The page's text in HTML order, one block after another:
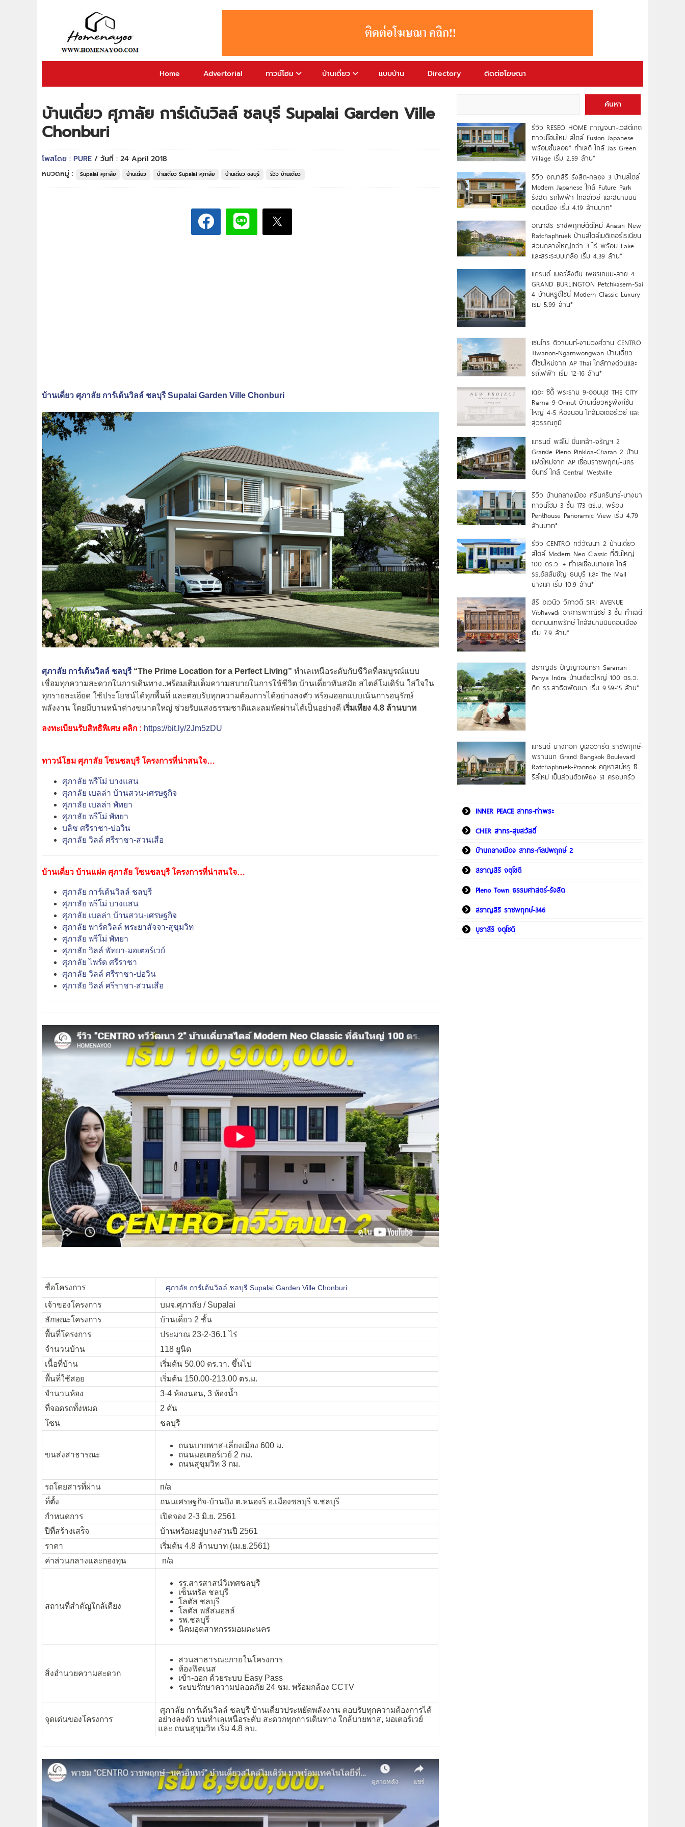
Home Advertorial ทาวน์โฮม บ้านเดี่ยว แบบบ้าน Directory ติดต่อโฆษณา
บ้านเดี่ยว ศุภาลัย การ์เด้นวิลล์ ชลบุรี Supalai Garden Ville
Chonburi
โพสโดย : PURE / วันที่ : 24 April 2018
หมวดหมู่ :
Supalai ศุภาลัย บ้านเดี่ยว บ้านเดี่ยว Supalai ศุภาลัย บ้านเดี่ยว ชลบุรี รีวิว บ้านเดี่ยว
บ้านเดี่ยว ศุภาลัย การ์เด้นวิลล์ ชลบุรี Supalai Garden Ville Chonburi
ศุภาลัย การ์เด้นวิลล์ ชลบุรี “The Prime Location for a Perfect Living” ทำเลเหนือระดับกับชีวิตที่สมบูรณ์แบบ
เชื่อมทุกความสะดวกในการเดินทาง..พร้อมเติมเต็มความสบายในการใช้ชีวิต บ้านเดี่ยวทันสมัย สไตล์โมเดิร์น ใส่ใจใน
ทุกรายละเอียด ใช้ประโยชน์ได้ทุกพื้นที่ และตอบรับทุกความต้องการได้อย่างลงตัว พร้อมออกแบบเน้นการอนุรักษ์
พลังงาน โดยมีบานหน้าต่างขนาดใหญ่ ช่วยรับแสงธรรมชาติและลมพัดผ่านได้เป็นอย่างดี เริ่มเพียง 4.8 ล้านบาท
ลงทะเบียนรับสิทธิพิเศษ คลิก : https://bit.ly/2Jm5zDU
ทาวน์โฮม ศุภาลัย โซนชลบุรี โครงการที่น่าสนใจ…
ศุภาลัย พรีโม่ บางแสน
ศุภาลัย เบลล่า บ้านสวน-เศรษฐกิจ
ศุภาลัย เบลล่า พัทยา
ศุภาลัย พรีโม่ พัทยา
บลิซ ศรีราชา-บ่อวิน
ศุภาลัย วิลล์ ศรีราชา-สวนเสือ
บ้านเดี่ยว บ้านแฝด ศุภาลัย โซนชลบุรี โครงการที่น่าสนใจ…
ศุภาลัย การ์เด้นวิลล์ ชลบุรี
ศุภาลัย พรีโม่ บางแสน
ศุภาลัย เบลล่า บ้านสวน-เศรษฐกิจ
ศุภาลัย พาร์ควิลล์ พระยาสัจจา-สุขุมวิท
ศุภาลัย พรีโม่ พัทยา
ศุภาลัย วิลล์ พัทยา-มอเตอร์เวย์
ศุภาลัย ไพร์ด ศรีราชา
ศุภาลัย วิลล์ ศรีราชา-บ่อวิน
ศุภาลัย วิลล์ ศรีราชา-สวนเสือ
ชื่อโครงการ ศุภาลัย การ์เด้นวิลล์ ชลบุรี Supalai Garden Ville Chonburi
เจ้าของโครงการ
บมจ.ศุภาลัย / Supalai
ลักษณะโครงการ
บ้านเดี่ยว 2 ชั้น
พื้นที่โครงการ
ประมาณ 23-2-36.1 ไร่
จำนวนบ้าน
118 ยูนิต
เนื้อที่บ้าน
เริ่มต้น 50.00 ตร.วา. ขึ้นไป
พื้นที่ใช้สอย
เริ่มต้น 150.00-213.00 ตร.ม.
จำนวนห้อง
3-4 ห้องนอน, 3 ห้องน้ำ
ที่จอดรถทั้งหมด
2 คัน
โซน
ชลบุรี
ขนส่งสาธารณะ
ถนนบายพาส-เลี่ยงเมือง 600 ม.
ถนนมอเตอร์เวย์ 2 กม.
ถนนสุขุมวิท 3 กม.
รถโดยสารที่ผ่าน
n/a
ที่ตั้ง
ถนนเศรษฐกิจ-บ้านบึง ต.หนองรี อ.เมืองชลบุรี จ.ชลบุรี
กำหนดการ
เปิดจอง 2-3 มิ.ย. 2561
ปีที่สร้างเสร็จ
บ้านพร้อมอยู่บางส่วนปี 2561
ราคา
เริ่มต้น 4.8 ล้านบาท (เม.ย.2561)
ค่าส่วนกลางและกองทุน
n/a
สถานที่สำคัญใกล้เคียง
รร.สารสาสน์วิเทศชลบุรี
เซ็นทรัล ชลบุรี
โลตัส ชลบุรี
โลตัส พลัสมอลล์
รพ.ชลบุรี
นิคมอุตสาหกรรมอมตะนคร
สิ่งอำนวยความสะดวก
สวนสาธารณะภายในโครงการ
ห้องฟิตเนส
เข้า-ออก ด้วยระบบ Easy Pass
ระบบรักษาความปลอดภัย 24 ชม. พร้อมกล้อง CCTV
จุดเด่นของโครงการ
ศุภาลัย การ์เด้นวิลล์ ชลบุรี บ้านเดี่ยวประหยัดพลังงาน ตอบรับทุกความต้องการได้
อย่างลงตัว บนทำเลเหนือระดับ สะดวกทุกการเดินทาง ใกล้บายพาส, มอเตอร์เวย์
และ ถนนสุขุมวิท เริ่ม 4.8 ลบ.
ค้นหา
รีวิว RESEO HOME กาญจนา-เวสต์เกต
ทาวน์โฮมใหม่ สไตล์ Fusion Japanese
พร้อมชั้นลอย* ทำเลดี ใกล้ Jas Green
Village เริ่ม 2.59 ล้าน*
รีวิว อณาสิริ รังสิต-คลอง 3 บ้านสไตล์
Modern Japanese ใกล้ Future Park
รังสิต รถไฟฟ้า โทลล์เวย์ และสนามบิน
ดอนเมือง เริ่ม 4.19 ล้านบาท*
อณาสิริ ราชพฤกษ์ตัดใหม่ Anasiri New
Ratchaphruek บ้านสไตล์เมดิเตอร์เรเนียน
ส่วนกลางใหญ่กว่า 3 ไร่ พร้อม Lake
และสระระบบเกลือ เริ่ม 4.39 ล้าน*
แกรนด์ เบอร์ลิงตัน เพชรเกษม-สาย 4
GRAND BURLINGTON Petchkasem-Sai
4 บ้านหรูดีไซน์ Modern Classic Luxury
เริ่ม 5.99 ล้าน*
เซนโทร ติวานนท์-งามวงศ์วาน CENTRO
Tiwanon-Ngamwongwan บ้านเดี่ยว
ดีไซน์ใหม่จาก AP Thai ใกล้ทางด่วนและ
รถไฟฟ้า เริ่ม 12-16 ล้าน*
เดอะ ซิตี้ พระราม 9-อ่อนนุช THE CITY
Rama 9-Onnut บ้านเดี่ยวหรูฟังก์ชัน
ใหญ่ 4-5 ห้องนอน ใกล้มอเตอร์เวย์ และ
สุวรรณภูมิ
แกรนด์ พลีโน่ ปิ่นเกล้า-จรัญฯ 2
Grande Pleno Pinkloa-Charan 2 บ้าน
แฝดใหม่จาก AP เชื่อมราชพฤกษ์-นคร
อินทร์ ใกล้ Central Westville
รีวิว บ้านกลางเมือง ศรีนครินทร์-บางนา
ทาวน์โฮม 3 ชั้น 173 ตร.ม. พร้อม
Penthouse Panoramic View เริ่ม 4.79
ล้านบาท*
รีวิว CENTRO ทวีวัฒนา 2 บ้านเดี่ยว
สไตล์ Modern Neo Classic ที่ดินใหญ่
100 ตร.ว. + ทำเลเชื่อมบางแค ใกล้
รร.อัสสัมชัญ ธนบุรี และ The Mall
บางแค เริ่ม 10.9 ล้าน*
สิริ อเวนิว วิภาวดี SIRI AVENUE
Vibhavadi อาคารพาณิชย์ 3 ชั้น ทำเลดี
ติดถนนเทพรักษ์ ใกล้สนามบินดอนเมือง
เริ่ม 7.9 ล้าน*
สราญสิริ ปัญญาอินทรา Saransiri
Panya Indra บ้านเดี่ยวใหญ่ 100 ตร.ว.
ดิด รร.สาธิตพัฒนา เริ่ม 9.59-15 ล้าน*
แกรนด์ บางกอก บูเลอวาร์ด ราชพฤกษ์-
พรานนก Grand Bangkok Boulevard
Ratchaphruek-Prannok คฤหาสน์หรู ซี
รีส์ใหม่ เป็นส่วนตัวเพียง 51 ครอบครัว
INNER PEACE สาทร-ท่าพระ
CHER สาทร-สุขสวัสดิ์
บ้านกลางเมือง สาทร-กัลปพฤกษ์ 2
สราญสิริ จตุโชติ
Pleno Town ธรรมศาสตร์-รังสิต
สราญสิริ ราชพฤกษ์-346
บุราสิริ จตุโชติ